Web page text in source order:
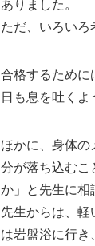
ありました。
ただ、いろいろ
合格するために
日も息を吐くよ
ほかに、身体
分が落ち込むこ
か」と先生に相
先生からは、軽
は岩盤浴に行き